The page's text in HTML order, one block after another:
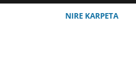
NIRE KARPETA